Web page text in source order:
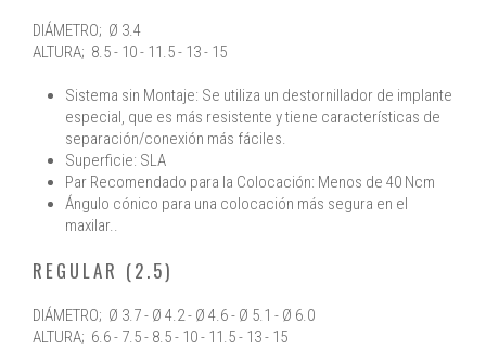
DIÁMETRO; Ø 3.4
ALTURA; 8.5 - 10 - 11.5 - 13 - 15
Sistema sin Montaje: Se utiliza un destornillador de implante
especial, que es más resistente y tiene características de
separación/conexión más fáciles.
Superficie: SLA
Par Recomendado para la Colocación: Menos de 40 Ncm
Ángulo cónico para una colocación más segura en el
maxilar..
REGULAR (2.5)
DIÁMETRO; Ø 3.7 - Ø 4.2 - Ø 4.6 - Ø 5.1 - Ø 6.0
ALTURA; 6.6 - 7.5 - 8.5 - 10 - 11.5 - 13 - 15